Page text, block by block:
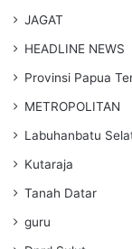
JAGAT
HEADLINE NEWS
Provinsi Papua
METROPOLITAN
Labuhanbatu
Kutaraja
Tanah Datar
guru